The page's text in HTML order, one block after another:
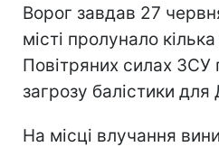
Ворог завдав 27
місті пролунало
Повітряних силах ЗСУ
загрозу балістики для
На місці влучання